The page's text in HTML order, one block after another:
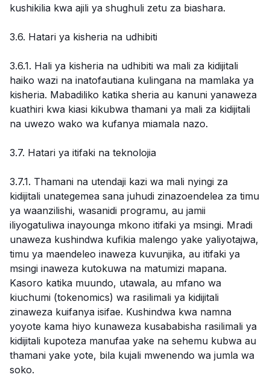
kushikilia kwa ajili ya shughuli zetu za biashara.
3.6. Hatari ya kisheria na udhibiti
3.6.1. Hali ya kisheria na udhibiti wa mali za kidijitali
haiko wazi na inatofautiana kulingana na mamlaka ya
kisheria. Mabadiliko katika sheria au kanuni yanaweza
kuathiri kwa kiasi kikubwa thamani ya mali za kidijitali
na uwezo wako wa kufanya miamala nazo.
3.7. Hatari ya itifaki na teknolojia
3.7.1. Thamani na utendaji kazi wa mali nyingi za
kidijitali unategemea sana juhudi zinazoendelea za timu
ya waanzilishi, wasanidi programu, au jamii
iliyogatuliwa inayounga mkono itifaki ya msingi. Mradi
unaweza kushindwa kufikia malengo yake yaliyotajwa,
timu ya maendeleo inaweza kuvunjika, au itifaki ya
msingi inaweza kutokuwa na matumizi mapana.
Kasoro katika muundo, utawala, au mfano wa
kiuchumi (tokenomics) wa rasilimali ya kidijitali
zinaweza kuifanya isifae. Kushindwa kwa namna
yoyote kama hiyo kunaweza kusababisha rasilimali ya
kidijitali kupoteza manufaa yake na sehemu kubwa au
thamani yake yote, bila kujali mwenendo wa jumla wa
soko.